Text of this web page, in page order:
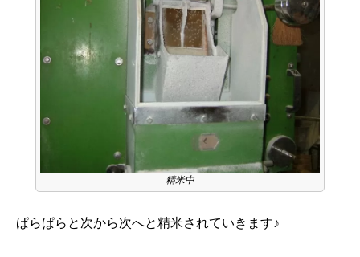
精米中
ぱらぱらと次から次へと精米されていきます♪